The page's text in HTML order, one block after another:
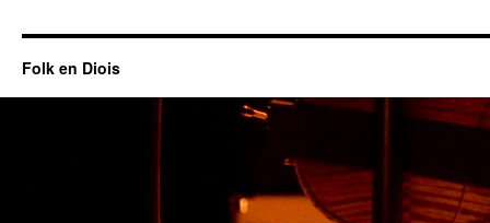
Folk en Diois